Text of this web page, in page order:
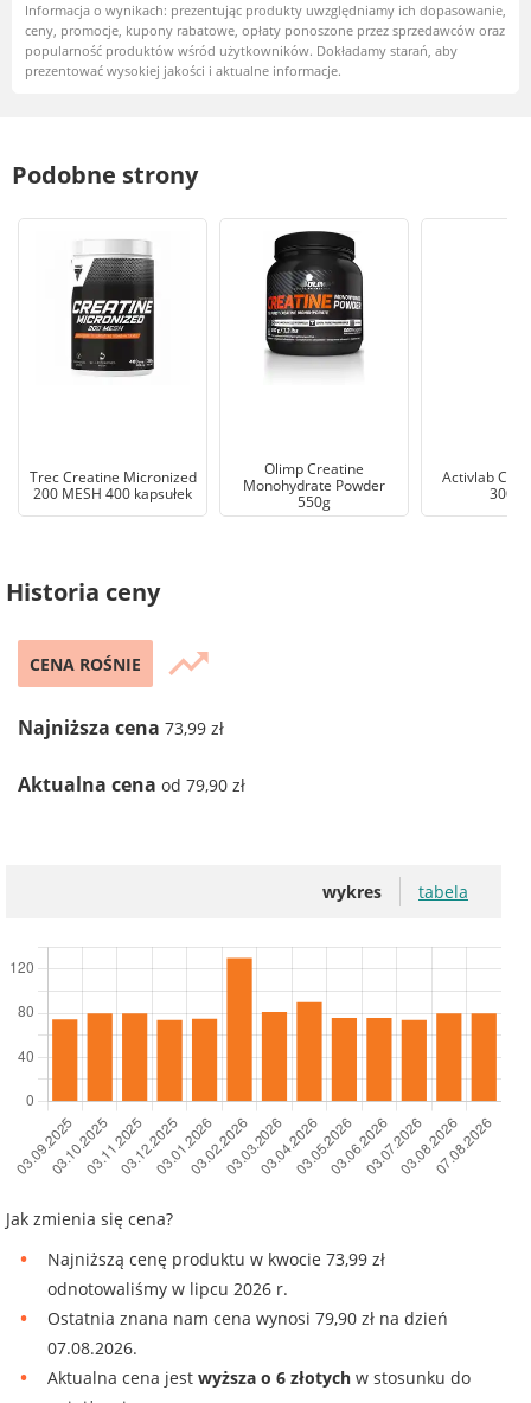
Informacja o wynikach: prezentując produkty uwzględniamy ich dopasowanie,
ceny, promocje, kupony rabatowe, opłaty ponoszone przez sprzedawców oraz
popularność produktów wśród użytkowników. Dokładamy starań, aby
prezentować wysokiej jakości i aktualne informacje.
Podobne strony
Trec Creatine Micronized
200 MESH 400 kapsułek
Olimp Creatine
Monohydrate Powder
550g
Activlab
300
Historia ceny
CENA ROŚNIE trending_up
Najniższa cena 73,99 zł
Aktualna cena od 79,90 zł
wykres tabela
Jak zmienia się cena?
Najniższą cenę produktu w kwocie 73,99 zł
odnotowaliśmy w lipcu 2026 r.
Ostatnia znana nam cena wynosi 79,90 zł na dzień
07.08.2026.
Aktualna cena jest wyższa o 6 złotych w stosunku do